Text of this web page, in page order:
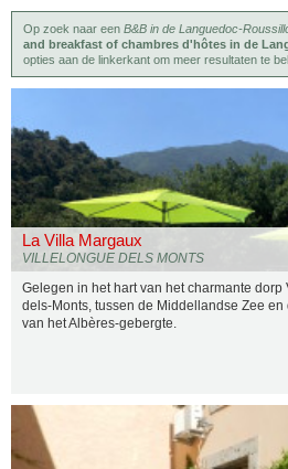
Op zoek naar een B&B in de Languedoc-
and breakfast of chambres d'hôtes in de
opties aan de linkerkant om meer resultaten te
La Villa Margaux
VILLELONGUE DELS MONTS
Gelegen in het hart van het charmante dorp
dels-Monts, tussen de Middellandse Zee en
van het Albères-gebergte.